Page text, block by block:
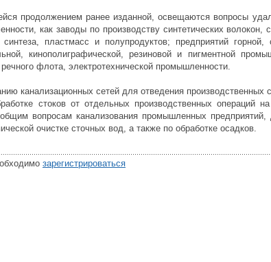
продолжением ранее изданной, освещаются вопросы
как заводы по производству синтетических волокон,
пластмасс и полупродуктов; предприятий горной,
кинополиграфической, резиновой и пигментной
флота, электротехнической промышленности.
канализационных сетей для отведения производственных
стоков от отдельных производственных операций
вопросам канализования промышленных
очистке сточных вод, а также по обработке осадков.
зарегистрироваться